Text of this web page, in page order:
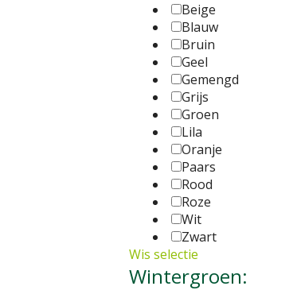
Beige
Blauw
Bruin
Geel
Gemengd
Grijs
Groen
Lila
Oranje
Paars
Rood
Roze
Wit
Zwart
Wis selectie
Wintergroen: